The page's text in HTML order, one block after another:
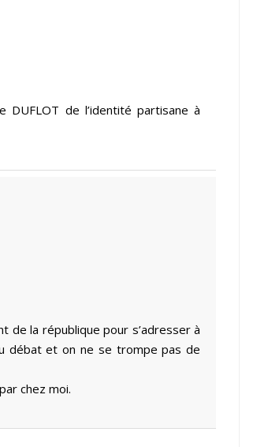
de l’identité partisane à
de la république pour s’adresser à
débat et on ne se trompe pas de
chez moi.